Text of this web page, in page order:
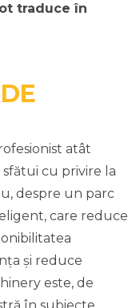
traduce în
atât
cu privire la
despre un parc
care reduce
și reduce
este, de